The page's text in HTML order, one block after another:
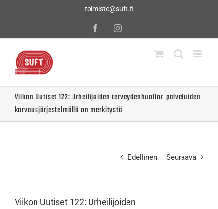
toimisto@suft.fi
FacebookInstagram
Viikon Uutiset 122: Urheilijoiden terveydenhuollon palveluiden
korvausjärjestelmällä on merkitystä
Edellinen Seuraava
Viikon Uutiset 122: Urheilijoiden